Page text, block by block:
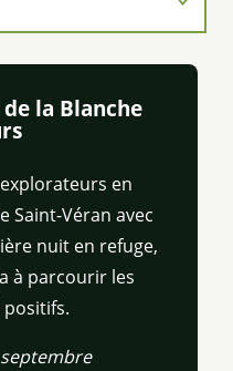
la Blanche
en
Saint-Véran avec
nuit en refuge,
à parcourir les
positifs.